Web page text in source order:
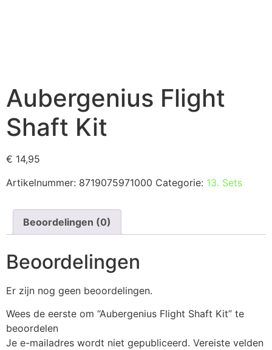
Aubergenius Flight
Shaft Kit
€ 14,95
Artikelnummer: 8719075971000 Categorie: 13. Sets
Beoordelingen (0)
Beoordelingen
Er zijn nog geen beoordelingen.
Wees de eerste om “Aubergenius Flight Shaft Kit” te
beoordelen
Je e-mailadres wordt niet gepubliceerd. Vereiste velden